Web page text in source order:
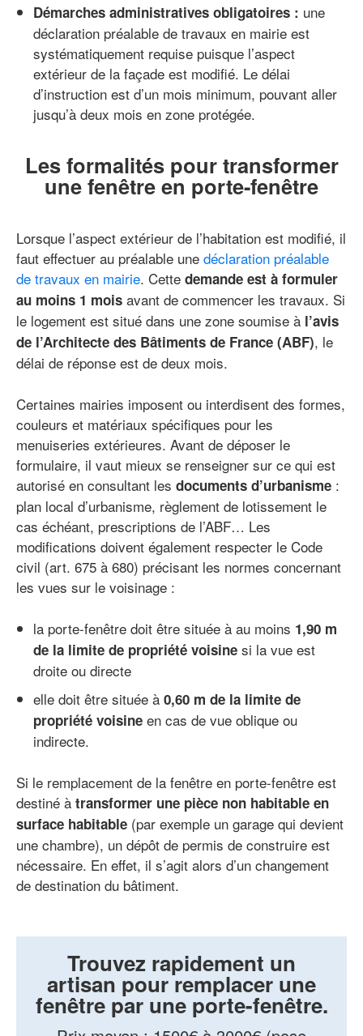
Démarches administratives obligatoires : une
déclaration préalable de travaux en mairie est
systématiquement requise puisque l’aspect
extérieur de la façade est modifié. Le délai
d’instruction est d’un mois minimum, pouvant aller
jusqu’à deux mois en zone protégée.
Les formalités pour transformer
une fenêtre en porte-fenêtre
Lorsque l’aspect extérieur de l’habitation est modifié, il
faut effectuer au préalable une déclaration préalable
de travaux en mairie. Cette demande est à formuler
au moins 1 mois avant de commencer les travaux. Si
le logement est situé dans une zone soumise à l’avis
de l’Architecte des Bâtiments de France (ABF), le
délai de réponse est de deux mois.
Certaines mairies imposent ou interdisent des formes,
couleurs et matériaux spécifiques pour les
menuiseries extérieures. Avant de déposer le
formulaire, il vaut mieux se renseigner sur ce qui est
autorisé en consultant les documents d’urbanisme :
plan local d’urbanisme, règlement de lotissement le
cas échéant, prescriptions de l’ABF… Les
modifications doivent également respecter le Code
civil (art. 675 à 680) précisant les normes concernant
les vues sur le voisinage :
la porte-fenêtre doit être située à au moins 1,90 m
de la limite de propriété voisine si la vue est
droite ou directe
elle doit être située à 0,60 m de la limite de
propriété voisine en cas de vue oblique ou
indirecte.
Si le remplacement de la fenêtre en porte-fenêtre est
destiné à transformer une pièce non habitable en
surface habitable (par exemple un garage qui devient
une chambre), un dépôt de permis de construire est
nécessaire. En effet, il s’agit alors d’un changement
de destination du bâtiment.
Trouvez rapidement un
artisan pour remplacer une
fenêtre par une porte-fenêtre.